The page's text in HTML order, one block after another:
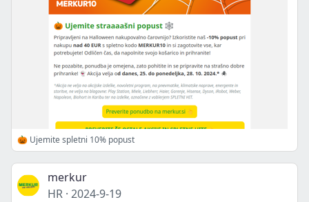
🎃 Ujemite spletni 10% popust
merkur
HR · 2024-9-19